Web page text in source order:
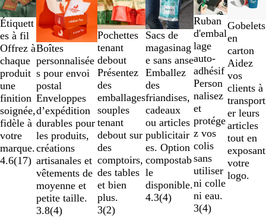
Étiquett
es à fil
Offrez à
chaque
produit
une
finition
soignée,
fidèle à
votre
marque.
4.6(17)
Boîtes
personnalisée
s pour envoi
postal
Enveloppes
d’expédition
durables pour
les produits,
créations
artisanales et
vêtements de
moyenne et
petite taille.
3.8(4)
Pochettes
tenant
debout
Présentez
des
emballages
souples
tenant
debout sur
des
comptoirs,
des tables
et bien
plus.
3(2)
Sacs de
magasinag
e sans anse
Emballez
des
friandises,
cadeaux
ou articles
publicitair
es. Option
compostab
le
disponible.
4.3(4)
Ruban
d'embal
lage
auto-
adhésif
Person
nalisez
et
protége
z vos
colis
sans
utiliser
ni colle
ni eau.
3(4)
Gobelets
en
carton
Aidez
vos
clients à
transport
er leurs
articles
tout en
exposant
votre
logo.
à
2
sur
6